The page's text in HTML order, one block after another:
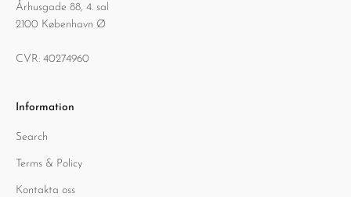
Århusgade 88, 4. sal
2100 København Ø
CVR: 40274960
Information
Search
Terms & Policy
Kontakta oss